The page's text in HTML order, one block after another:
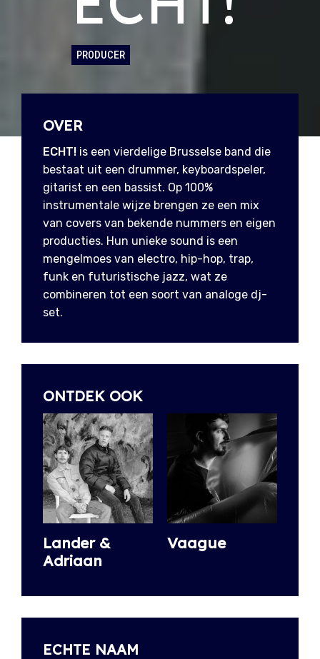
PRODUCER
OVER
ECHT! is een vierdelige Brusselse band die
bestaat uit een drummer, keyboardspeler,
gitarist en een bassist. Op 100%
instrumentale wijze brengen ze een mix
van covers van bekende nummers en eigen
producties. Hun unieke sound is een
mengelmoes van electro, hip-hop, trap,
funk en futuristische jazz, wat ze
combineren tot een soort van analoge dj-
set.
ONTDEK OOK
Lander &
Adriaan
Vaague
ECHTE NAAM